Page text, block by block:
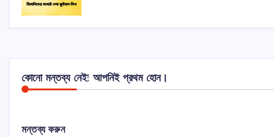
কোনো মন্তব্য নেই! আপনিই প্রথম হোন।
মন্তব্য করুন